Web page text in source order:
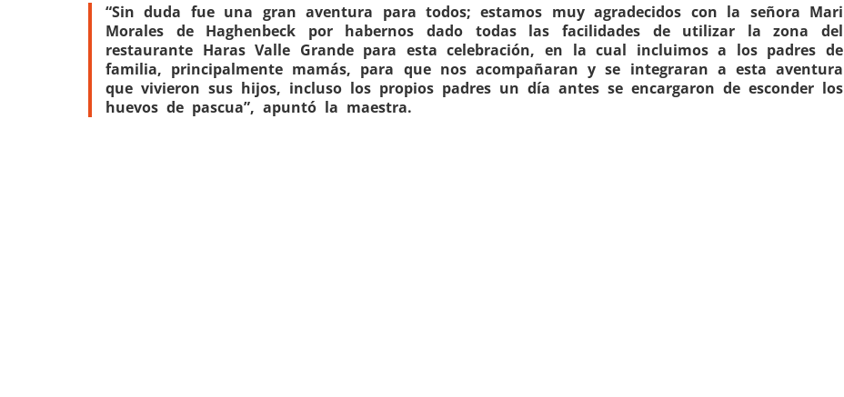
“Sin duda fue una gran aventura para todos; estamos muy agradecidos con la señora Mari
Morales de Haghenbeck por habernos dado todas las facilidades de utilizar la zona del
restaurante Haras Valle Grande para esta celebración, en la cual incluimos a los padres de
familia, principalmente mamás, para que nos acompañaran y se integraran a esta aventura
que vivieron sus hijos, incluso los propios padres un día antes se encargaron de esconder los
huevos de pascua”, apuntó la maestra.